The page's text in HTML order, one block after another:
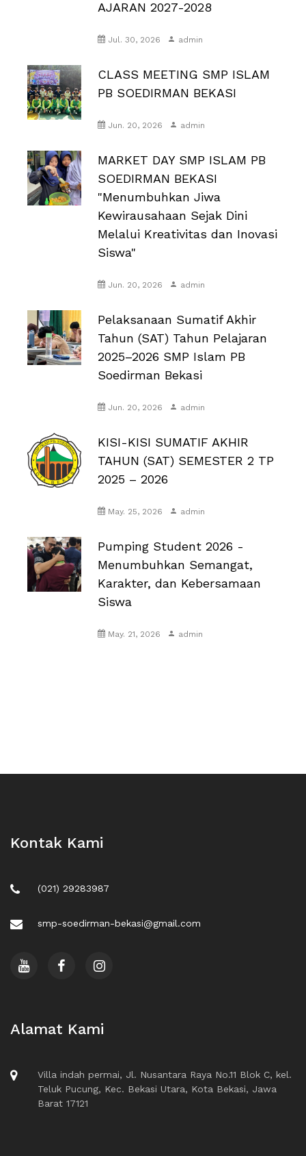
AJARAN 2027-2028
Jul. 30, 2026 admin
CLASS MEETING SMP ISLAM
PB SOEDIRMAN BEKASI
Jun. 20, 2026 admin
MARKET DAY SMP ISLAM PB
SOEDIRMAN BEKASI
"Menumbuhkan Jiwa
Kewirausahaan Sejak Dini
Melalui Kreativitas dan Inovasi
Siswa"
Jun. 20, 2026 admin
Pelaksanaan Sumatif Akhir
Tahun (SAT) Tahun Pelajaran
2025–2026 SMP Islam PB
Soedirman Bekasi
Jun. 20, 2026 admin
KISI-KISI SUMATIF AKHIR
TAHUN (SAT) SEMESTER 2 TP
2025 – 2026
May. 25, 2026 admin
Pumping Student 2026 -
Menumbuhkan Semangat,
Karakter, dan Kebersamaan
Siswa
May. 21, 2026 admin
Kontak Kami
(021) 29283987
smp-soedirman-bekasi@gmail.com
Alamat Kami
Villa indah permai, Jl. Nusantara Raya No.11 Blok C, kel.
Teluk Pucung, Kec. Bekasi Utara, Kota Bekasi, Jawa
Barat 17121